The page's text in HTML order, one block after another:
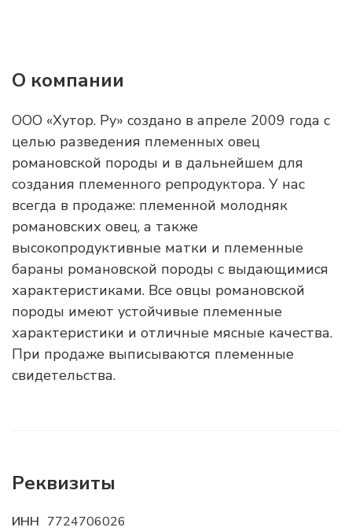
О компании
ООО «Хутор. Ру» создано в апреле 2009 года с
целью разведения племенных овец
романовской породы и в дальнейшем для
создания племенного репродуктора. У нас
всегда в продаже: племенной молодняк
романовских овец, а также
высокопродуктивные матки и племенные
бараны романовской породы с выдающимися
характеристиками. Все овцы романовской
породы имеют устойчивые племенные
характеристики и отличные мясные качества.
При продаже выписываются племенные
свидетельства.
Реквизиты
ИНН 7724706026